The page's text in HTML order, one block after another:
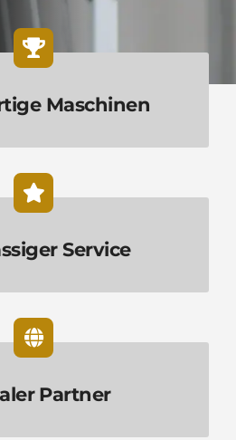
Maschinen
Service
Partner